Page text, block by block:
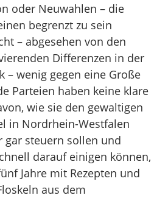
oder Neuwahlen – die
begrenzt zu sein
– abgesehen von den
Differenzen in der
– wenig gegen eine Große
Parteien haben keine klare
wie sie den gewaltigen
in Nordrhein-Westfalen
gar steuern sollen und
darauf einigen können,
Jahre mit Rezepten und
aus dem